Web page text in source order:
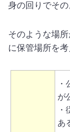
身の回りでその
そのような場
に保管場所を考
が
あ